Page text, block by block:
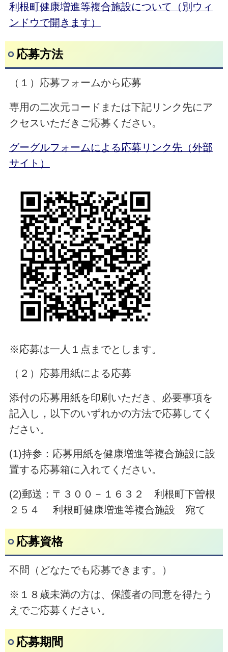
利根町健康増進等複合施設について（別ウィ
ンドウで開きます）
応募方法
（１）応募フォームから応募
専用の二次元コードまたは下記リンク先にア
クセスいただきご応募ください。
グーグルフォームによる応募リンク先（外部
サイト）
※応募は一人１点までとします。
（２）応募用紙による応募
添付の応募用紙を印刷いただき、必要事項を
記入し，以下のいずれかの方法で応募してく
ださい。
(1)持参：応募用紙を健康増進等複合施設に設
置する応募箱に入れてください。
(2)郵送：〒３００－１６３２ 利根町下曽根
２５４ 利根町健康増進等複合施設 宛て
応募資格
不問（どなたでも応募できます。）
※１８歳未満の方は、保護者の同意を得たう
えでご応募ください。
応募期間